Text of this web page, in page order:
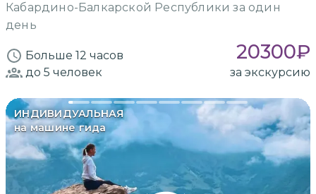
Кабардино-Балкарской Республики за один
день
Больше 12 часов 20300₽
до 5 человек за экскурсию
ИНДИВИДУАЛЬНАЯ
на машине гида